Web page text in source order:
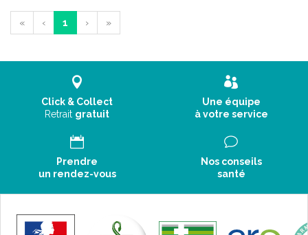
« ‹ 1 › »
Click & Collect
Retrait gratuit
Une équipe
à votre service
Prendre
un rendez-vous
Nos conseils
santé